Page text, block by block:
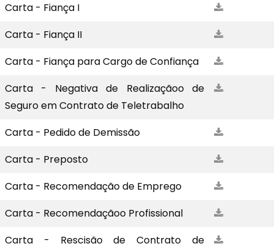
Carta - Fiança I
Carta - Fiança II
Carta - Fiança para Cargo de Confiança
Carta - Negativa de Realizaçãoo de
Seguro em Contrato de Teletrabalho
Carta - Pedido de Demissão
Carta - Preposto
Carta - Recomendação de Emprego
Carta - Recomendaçãoo Profissional
Carta - Rescisão de Contrato de